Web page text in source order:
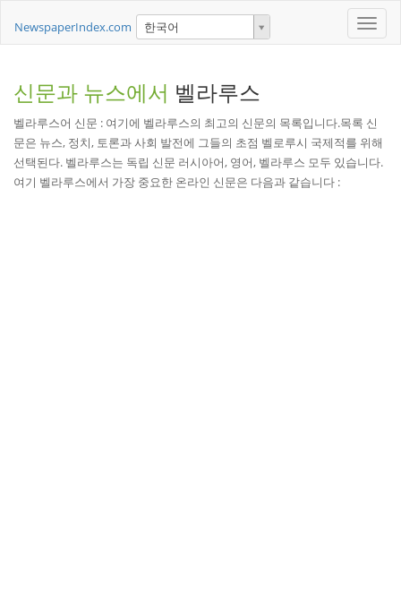
Toggle
NewspaperIndex.com 한국어
신문과 뉴스에서 벨라루스
벨라루스어 신문 : 여기에 벨라루스의 최고의 신문의 목록입니다.목록 신
문은 뉴스, 정치, 토론과 사회 발전에 그들의 초점 벨로루시 국제적를 위해
선택된다. 벨라루스는 독립 신문 러시아어, 영어, 벨라루스 모두 있습니다.
여기 벨라루스에서 가장 중요한 온라인 신문은 다음과 같습니다 :